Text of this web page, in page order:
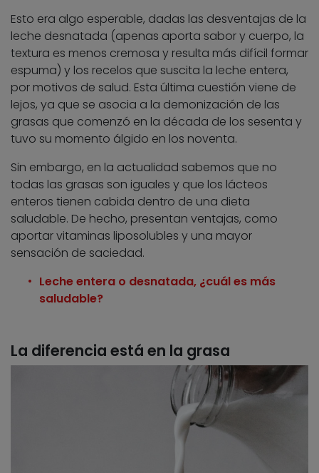
Esto era algo esperable, dadas las desventajas de la
leche desnatada (apenas aporta sabor y cuerpo, la
textura es menos cremosa y resulta más difícil formar
espuma) y los recelos que suscita la leche entera,
por motivos de salud. Esta última cuestión viene de
lejos, ya que se asocia a la demonización de las
grasas que comenzó en la década de los sesenta y
tuvo su momento álgido en los noventa.
Sin embargo, en la actualidad sabemos que no
todas las grasas son iguales y que los lácteos
enteros tienen cabida dentro de una dieta
saludable. De hecho, presentan ventajas, como
aportar vitaminas liposolubles y una mayor
sensación de saciedad.
Leche entera o desnatada, ¿cuál es más
saludable?
La diferencia está en la grasa